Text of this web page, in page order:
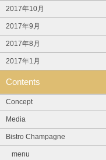
2017年10月
2017年9月
2017年8月
2017年1月
Contents
Concept
Media
Bistro Champagne
menu